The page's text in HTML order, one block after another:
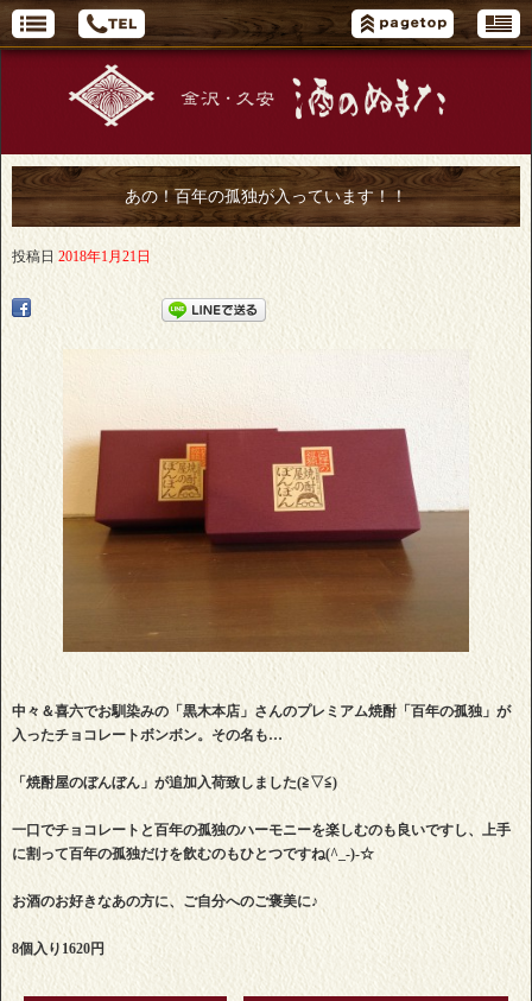
あの！百年の孤独が入っています！！
投稿日 2018年1月21日
中々＆喜六でお馴染みの「黒木本店」さんのプレミアム焼酎「百年の孤独」が
入ったチョコレートボンボン。その名も…
「焼酎屋のぼんぼん」が追加入荷致しました(≧▽≦)
一口でチョコレートと百年の孤独のハーモニーを楽しむのも良いですし、上手
に割って百年の孤独だけを飲むのもひとつですね(^_-)-☆
お酒のお好きなあの方に、ご自分へのご褒美に♪
8個入り1620円